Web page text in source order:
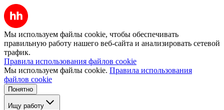
Мы используем файлы cookie, чтобы обеспечивать
правильную работу нашего веб-сайта и анализировать сетевой
трафик.
Правила использования файлов cookie
Мы используем файлы cookie. Правила использования
файлов cookie
Понятно
Ищу работу